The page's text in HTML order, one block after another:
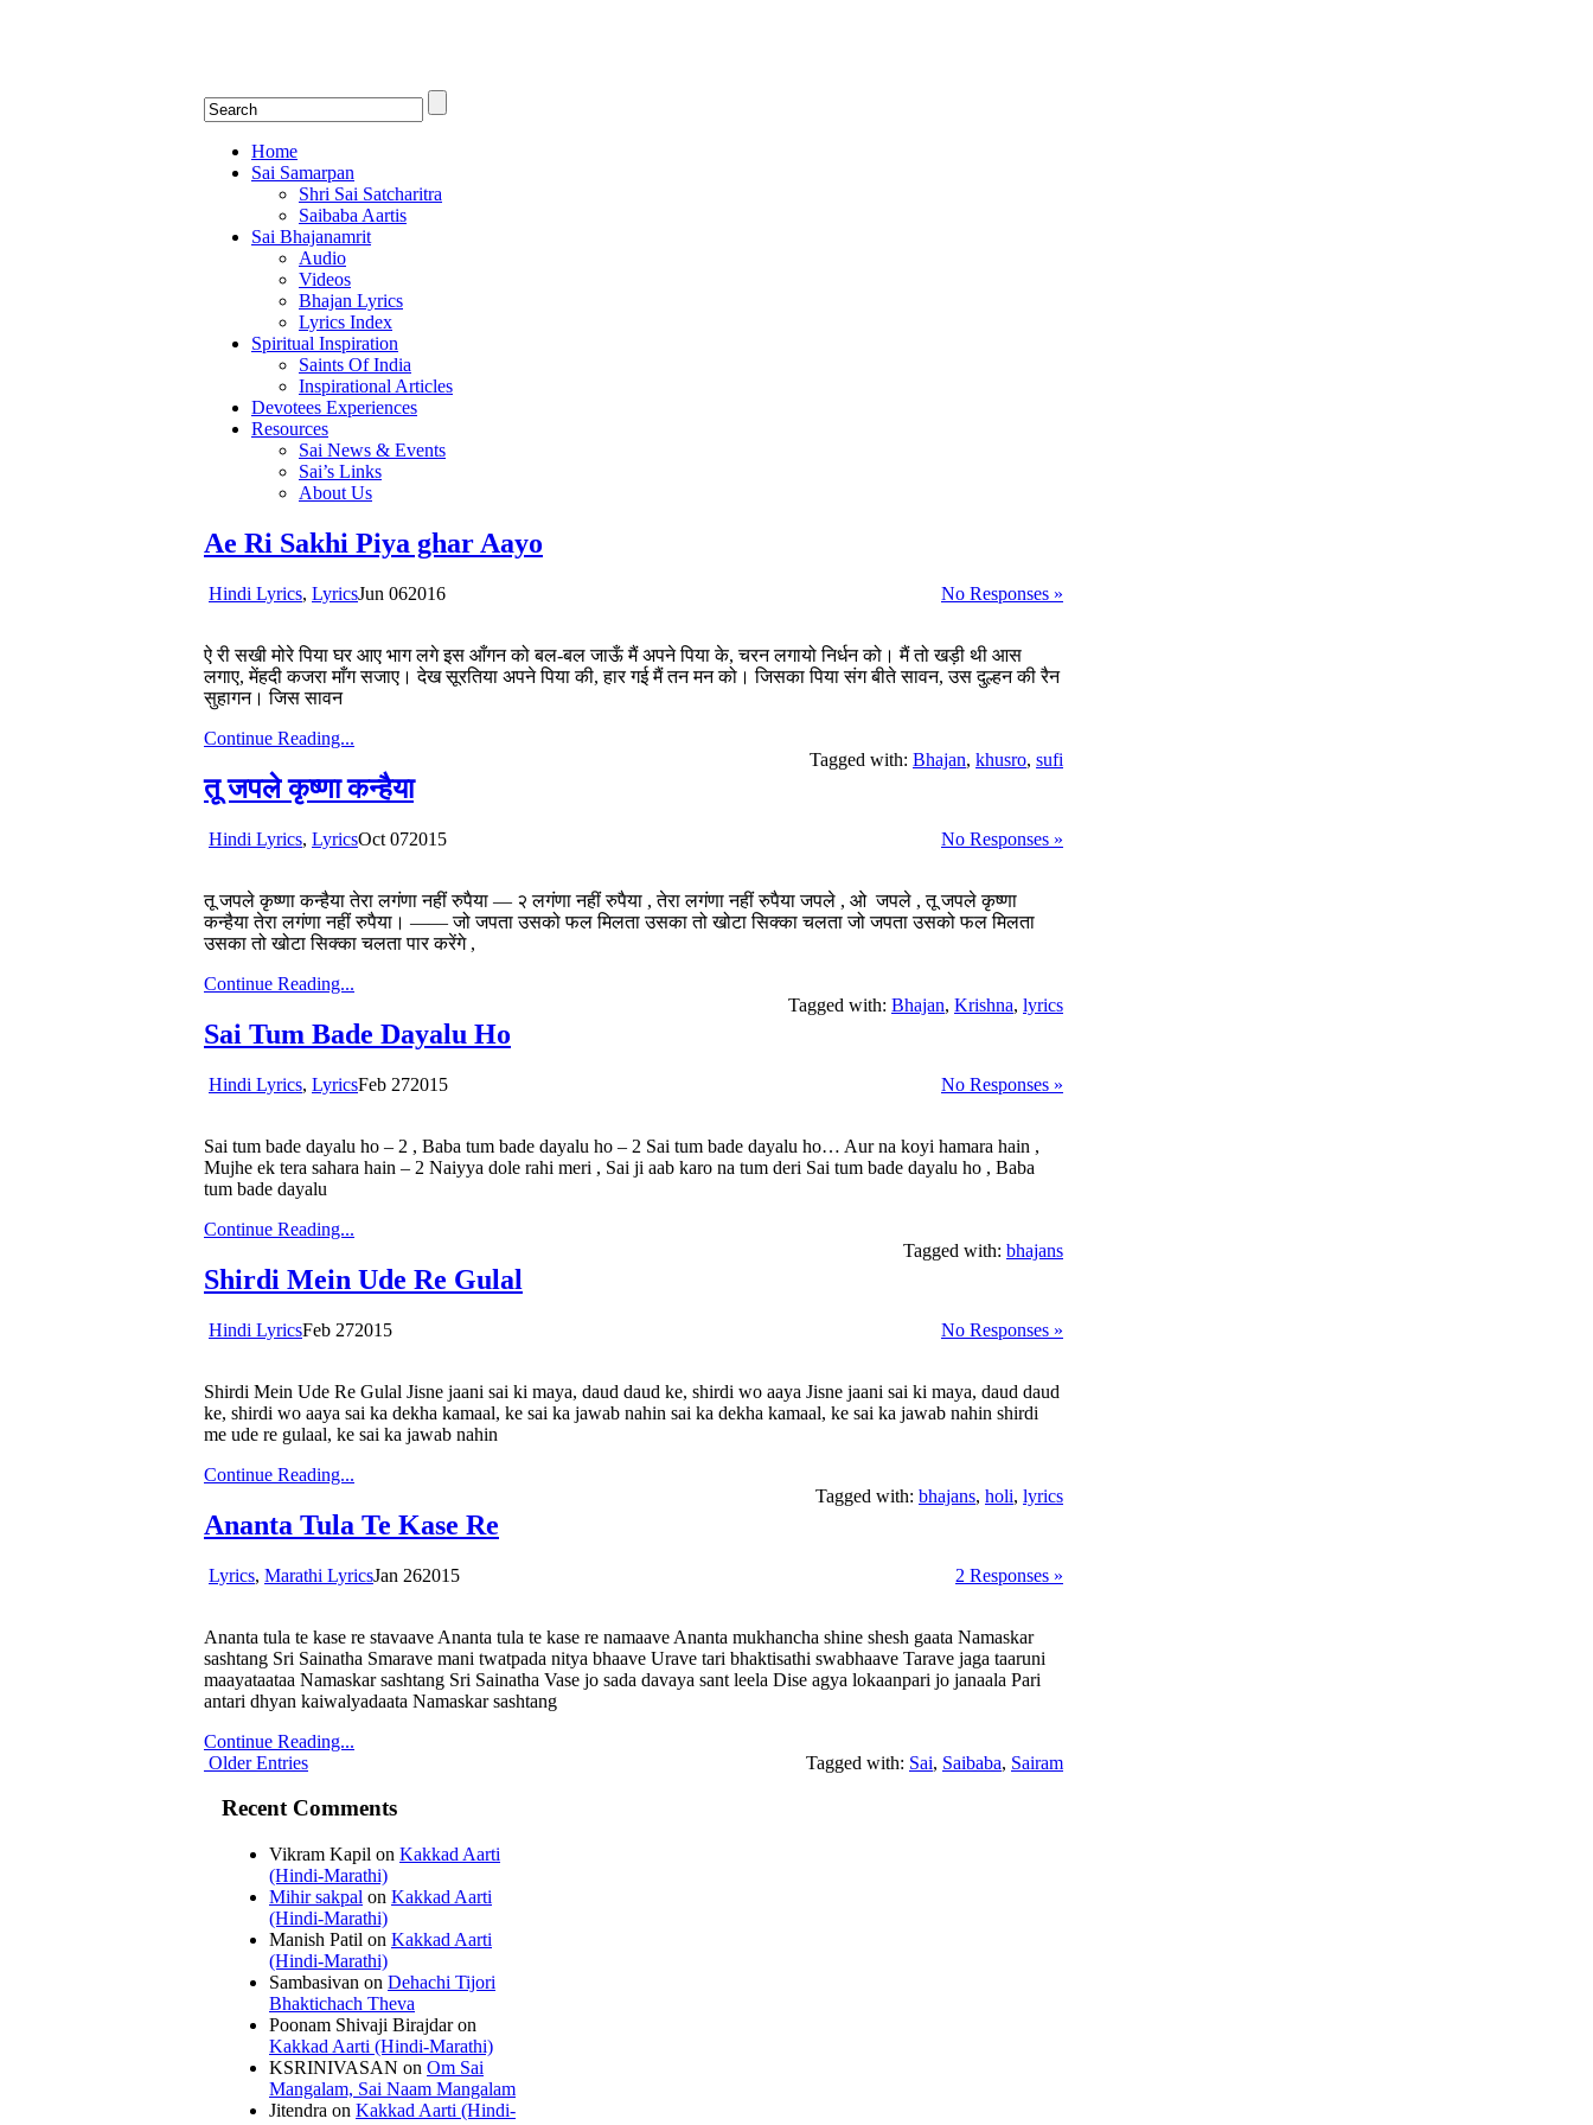
Home
Sai Samarpan
Shri Sai Satcharitra
Saibaba Aartis
Sai Bhajanamrit
Audio
Videos
Bhajan Lyrics
Lyrics Index
Spiritual Inspiration
Saints Of India
Inspirational Articles
Devotees Experiences
Resources
Sai News & Events
Sai’s Links
About Us
Ae Ri Sakhi Piya ghar Aayo
Hindi Lyrics, Lyrics No Responses »
Jun 062016
ऐ री सखी मोरे पिया घर आए भाग लगे इस आँगन को बल-बल जाऊँ मैं अपने पिया के, चरन लगायो निर्धन को। मैं तो खड़ी थी आस
लगाए, मेंहदी कजरा माँग सजाए। देख सूरतिया अपने पिया की, हार गई मैं तन मन को। जिसका पिया संग बीते सावन, उस दुल्हन की रैन
सुहागन। जिस सावन
Continue Reading...
Tagged with: Bhajan, khusro, sufi
तू जपले कृष्णा कन्हैया
Hindi Lyrics, Lyrics No Responses »
Oct 072015
तू जपले कृष्णा कन्हैया तेरा लगंणा नहीं रुपैया — २ लगंणा नहीं रुपैया , तेरा लगंणा नहीं रुपैया जपले , ओ जपले , तू जपले कृष्णा
कन्हैया तेरा लगंणा नहीं रुपैया। —— जो जपता उसको फल मिलता उसका तो खोटा सिक्का चलता जो जपता उसको फल मिलता
उसका तो खोटा सिक्का चलता पार करेंगे ,
Continue Reading...
Tagged with: Bhajan, Krishna, lyrics
Sai Tum Bade Dayalu Ho
Hindi Lyrics, Lyrics No Responses »
Feb 272015
Sai tum bade dayalu ho – 2 , Baba tum bade dayalu ho – 2 Sai tum bade dayalu ho… Aur na koyi hamara hain ,
Mujhe ek tera sahara hain – 2 Naiyya dole rahi meri , Sai ji aab karo na tum deri Sai tum bade dayalu ho , Baba
tum bade dayalu
Continue Reading...
Tagged with: bhajans
Shirdi Mein Ude Re Gulal
Hindi Lyrics No Responses »
Feb 272015
Shirdi Mein Ude Re Gulal Jisne jaani sai ki maya, daud daud ke, shirdi wo aaya Jisne jaani sai ki maya, daud daud
ke, shirdi wo aaya sai ka dekha kamaal, ke sai ka jawab nahin sai ka dekha kamaal, ke sai ka jawab nahin shirdi
me ude re gulaal, ke sai ka jawab nahin
Continue Reading...
Tagged with: bhajans, holi, lyrics
Ananta Tula Te Kase Re
Lyrics, Marathi Lyrics 2 Responses »
Jan 262015
Ananta tula te kase re stavaave Ananta tula te kase re namaave Ananta mukhancha shine shesh gaata Namaskar
sashtang Sri Sainatha Smarave mani twatpada nitya bhaave Urave tari bhaktisathi swabhaave Tarave jaga taaruni
maayataataa Namaskar sashtang Sri Sainatha Vase jo sada davaya sant leela Dise agya lokaanpari jo janaala Pari
antari dhyan kaiwalyadaata Namaskar sashtang
Continue Reading...
Tagged with: Sai, Saibaba, Sairam
Older Entries
Recent Comments
Vikram Kapil on Kakkad Aarti
(Hindi-Marathi)
Mihir sakpal on Kakkad Aarti
(Hindi-Marathi)
Manish Patil on Kakkad Aarti
(Hindi-Marathi)
Sambasivan on Dehachi Tijori
Bhaktichach Theva
Poonam Shivaji Birajdaron
Kakkad Aarti (Hindi-Marathi)
KSRINIVASAN on Om Sai
Mangalam, Sai Naam Mangalam
Jitendra on Kakkad Aarti (Hindi-